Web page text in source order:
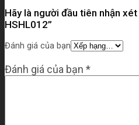
Hãy là người đầu tiên nhận xét
HSHL012”
Đánh giá của bạn
Đánh giá của bạn *